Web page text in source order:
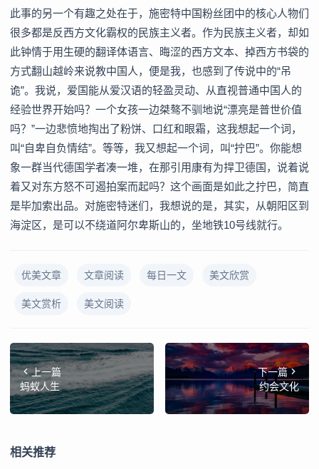
此事的另一个有趣之处在于，施密特中国粉丝团中的核心人物们
很多都是反西方文化霸权的民族主义者。作为民族主义者，却如
此钟情于用生硬的翻译体语言、晦涩的西方文本、掉西方书袋的
方式翻山越岭来说教中国人，便是我，也感到了传说中的“吊
诡”。我说，爱国能从爱汉语的轻盈灵动、从直视普通中国人的
经验世界开始吗？一个女孩一边桀骜不驯地说“漂亮是普世价值
吗？”一边悲愤地掏出了粉饼、口红和眼霜，这我想起一个词，
叫“自卑自负情结”。等等，我又想起一个词，叫“拧巴”。你能想
象一群当代德国学者凑一堆，在那引用康有为捍卫德国，说着说
着又对东方怒不可遏拍案而起吗？这个画面是如此之拧巴，简直
是毕加索出品。对施密特迷们，我想说的是，其实，从朝阳区到
海淀区，是可以不绕道阿尔卑斯山的，坐地铁10号线就行。
优美文章 文章阅读 每日一文 美文欣赏
美文赏析 美文阅读
上一篇
蚂蚁人生
下一篇
约会文化
相关推荐